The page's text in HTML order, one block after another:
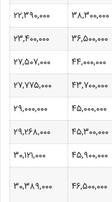
۳۸,۳۰۰,۰۰۰
۲۲,۳۹۰,۰۰۰
۳۶,۵۰۰,۰۰۰
۲۳,۴۰۰,۰۰۰
۴۴,۰۰۰,۰۰۰
۲۷,۵۰۷,۰۰۰
۴۳,۷۰۰,۰۰۰
۲۷,۷۷۵,۰۰۰
۴۵,۰۰۰,۰۰۰
۲۹,۰۰۰,۰۰۰
۴۵,۳۰۰,۰۰۰
۲۹,۲۶۸,۰۰۰
۴۵,۹۰۰,۰۰۰
۳۰,۱۲۱,۰۰۰
۴۶,۵۰۰,۰۰۰ ۳۰,۳۸۹,۰۰۰